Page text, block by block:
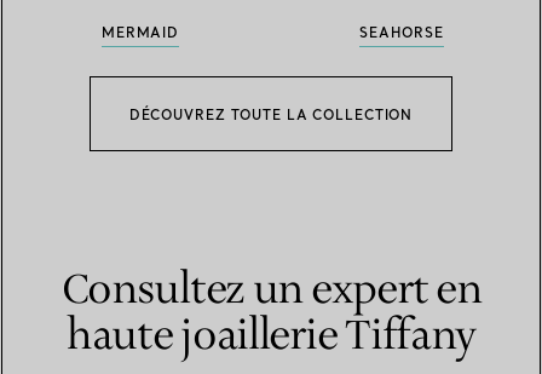
MERMAID SEAHORSE
DÉCOUVREZ TOUTE LA COLLECTION
Consultez un expert en
haute joaillerie Tiffany